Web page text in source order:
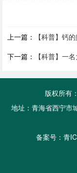
上一篇：
【科普】钙
下一篇：
【科普】一
版权所有
地址：青海省西宁市
备案号： 青